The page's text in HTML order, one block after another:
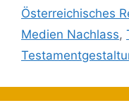
Österreichisches
Medien Nachlass,